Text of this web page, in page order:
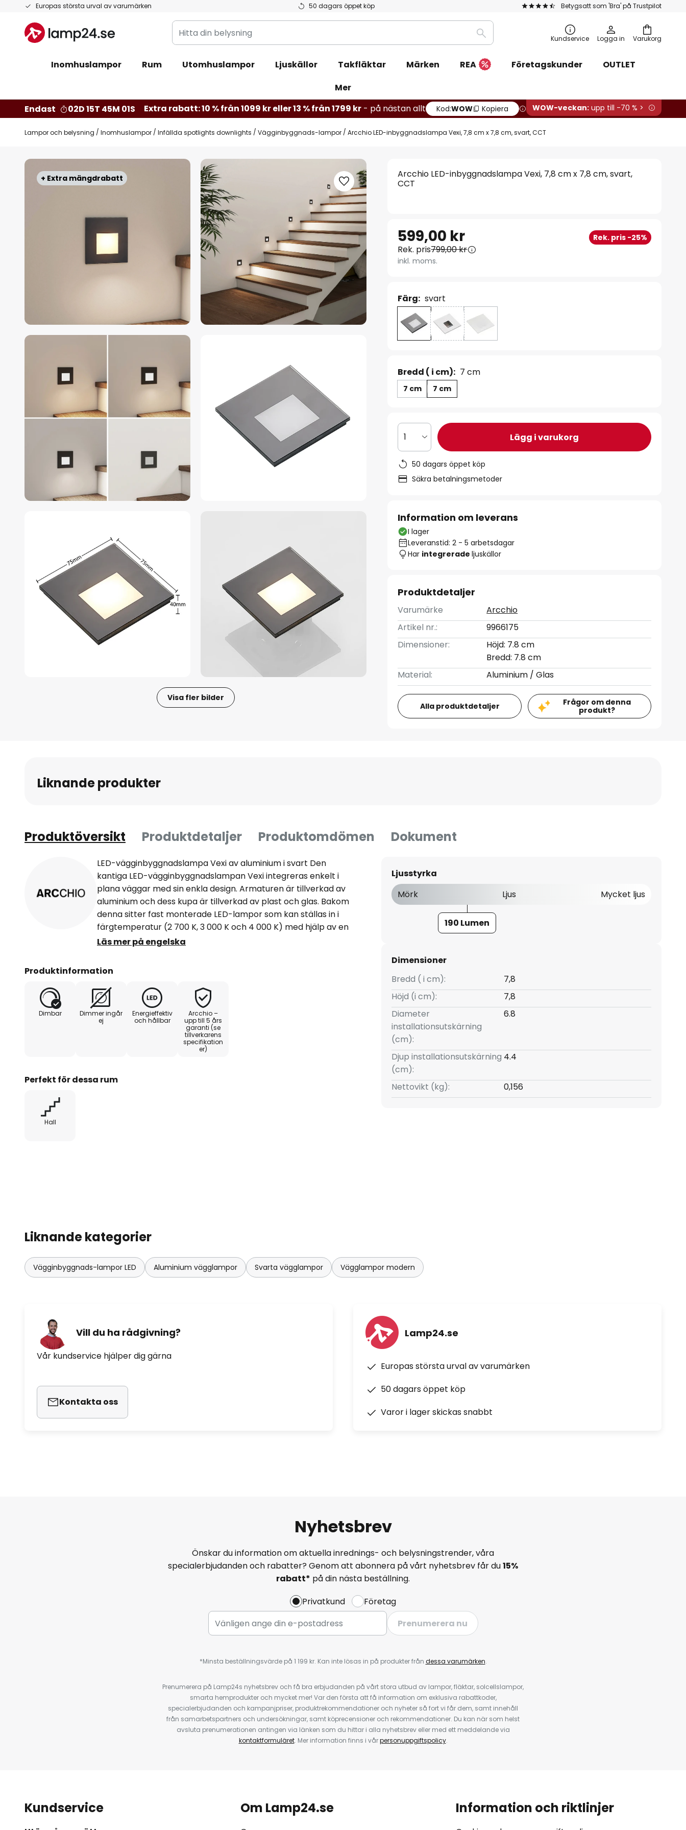
Europas största urval av varumärken 50 dagars öppet köp Betygsatt som 'Bra' på Trustpilot
Hoppa
innehållet
Varukorg
Hitta
din
Sök Kundservice Logga in
Inomhuslampor Rum Utomhuslampor Ljuskällor Takfläktar Märken REA Företagskunder
OUTLET
Mer
Endast
02D 15T 45M 00S Extra rabatt: 10 % från 1099 kr eller 13 % från 1799 kr - på nästan allt Kod:WOW Kopiera WOW-veckan: upp till -70 % >
Lampor och belysning Inomhuslampor Infällda spotlights downlights Vägginbyggnads-lampor Arcchio LED-inbyggnadslampa Vexi, 7,8 cm x 7,8 cm, svart, CCT
+ Extra mängdrabatt
Hoppa
Visa fler bilder
Arcchio LED-inbyggnadslampa Vexi, 7,8 cm x 7,8 cm, svart,
CCT
599,00 kr Rek. pris -25%
Rek. pris799,00 kr
inkl. moms.
Färg: svart
Bredd ( i cm): 7 cm
7 cm 7 cm
1 Lägg i varukorg
50 dagars öppet köp
Säkra betalningsmetoder
Information om leverans
I lager
Leveranstid: 2 - 5 arbetsdagar
Har integreradeljuskällor
Produktdetaljer
Varumärke
Arcchio
Artikel nr.:
9966175
Dimensioner:
Höjd: 7.8 cm
Bredd: 7.8 cm
Material:
Aluminium / Glas
Alla produktdetaljer
Frågor om denna
produkt?
Liknande produkter
Produktöversikt Produktdetaljer Produktomdömen Dokument
LED-vägginbyggnadslampa Vexi av aluminium i svart Den
kantiga LED-vägginbyggnadslampan Vexi integreras enkelt i
plana väggar med sin enkla design. Armaturen är tillverkad av
aluminium och dess kupa är tillverkad av plast och glas. Bakom
denna sitter fast monterade LED-lampor som kan ställas in i
färgtemperatur (2 700 K, 3 000 K och 4 000 K) med hjälp av en
dip-switch på baksidan av lampkroppen. LED-
korridor eller trappa för att göra mörka snubbelrisker synliga
serien för att skapa ett harmoniskt helhetsintryck.
Färgåtergivningen är särskilt bra med ett CRI-värde på över 90
- CCT - möjlighet till genomgående kabeldragning
Läs mer på engelska
Produktinformation
Dimbar
Dimmer ingår
ej
Energieffektiv
och hållbar
Arcchio –
upp till 5 års
garanti (se
tillverkarens
specifikation
er)
Perfekt för dessa rum
Hall
Ljusstyrka
Mörk
Ljus Mycket ljus
190 Lumen
Dimensioner
Bredd ( i cm):
7,8
Höjd (i cm):
7,8
Diameter
installationsutskärning
(cm):
6.8
Djup installationsutskärning
(cm):
4.4
Nettovikt (kg): 0,156
Liknande kategorier
Vägginbyggnads-lampor LED Aluminium vägglampor Svarta vägglampor Vägglampor modern
Vill du ha rådgivning?
Vår kundservice hjälper dig gärna
Kontakta oss
Lamp24.se
Europas största urval av varumärken
50 dagars öppet köp
Varor i lager skickas snabbt
Nyhetsbrev
Önskar du information om aktuella inrednings- och belysningstrender, våra
specialerbjudanden och rabatter? Genom att abonnera på vårt nyhetsbrev får du15%
rabatt* på din nästa beställning.
Privatkund
Företag
Prenumerera nu
*Minsta beställningsvärde på 1 199 kr. Kan inte lösas in på produkter från dessa varumärken.
Prenumerera på Lamp24s nyhetsbrev och få bra erbjudanden på vårt stora utbud av lampor, fläktar, solcellslampor,
smarta hemprodukter och mycket mer! Var den första att få information om exklusiva rabattkoder,
specialerbjudanden och kampanjpriser, produktrekommendationer och nyheter så fort vi får dem, samt innehåll
från samarbetspartners och undersökningar, samt köprecensioner och rekommendationer. Du kan när som helst
avsluta prenumerationen antingen via länken som du hittar i alla nyhetsbrev eller med ett meddelande via
kontaktformuläret. Mer information finns i vårpersonuppgiftspolicy.
Kundservice Om Lamp24.se Information och riktlinjer